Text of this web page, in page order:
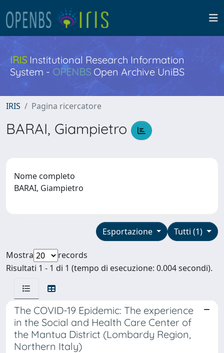
IRISInstitutional Research Information
System - OPENBS Open Archive UniBS
IRIS Pagina ricercatore
BARAI, Giampietro
Nome completo
BARAI, Giampietro
Tutti (1)
Esportazione
Mostra
records
Risultati 1 - 1 di 1 (tempo di esecuzione: 0.004 secondi).
The COVID-19 Epidemic: The experience
in the Social and Health Care Center of
the Mantua District (Lombardy Region,
Northern Italy)